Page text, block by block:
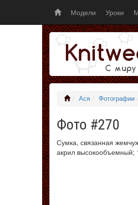
Модели Уроки
Ася Фотографии
Фото #270
Сумка, связанная
акрил высокообъемный;